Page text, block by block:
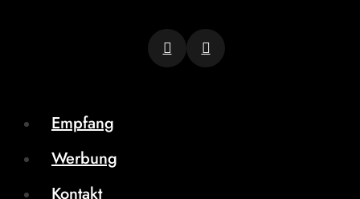
Empfang
Werbung
Kontakt